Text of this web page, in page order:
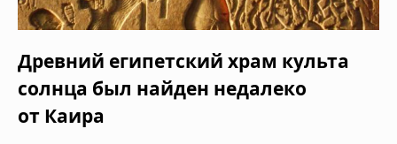
Древний египетский храм культа
солнца был найден недалеко
от Каира